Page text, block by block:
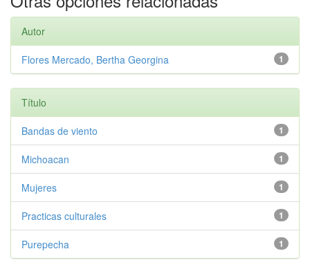
Autor
1
Flores Mercado, Bertha Georgina
Título
1
Bandas de viento
1
Michoacan
1
Mujeres
1
Practicas culturales
1
Purepecha